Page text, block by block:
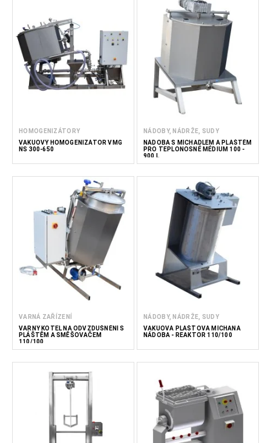
HOMOGENIZÁTORY
VAKUOVÝ HOMOGENIZÁTOR VMG
NS 300-650
NÁDOBY, NÁDRŽE, SUDY
NÁDOBA S MÍCHADLEM A PLÁŠTĚM
PRO TEPLONOSNÉ MÉDIUM 100 -
900 L
VARNÁ ZAŘÍZENÍ
VARNÝ KOTEL NA ODVZDUŠNĚNÍ S
PLÁŠTĚM A SMĚŠOVAČEM
110/100
NÁDOBY, NÁDRŽE, SUDY
VAKUOVÁ PLÁŠŤOVÁ MÍCHANÁ
NÁDOBA - REAKTOR 110/100